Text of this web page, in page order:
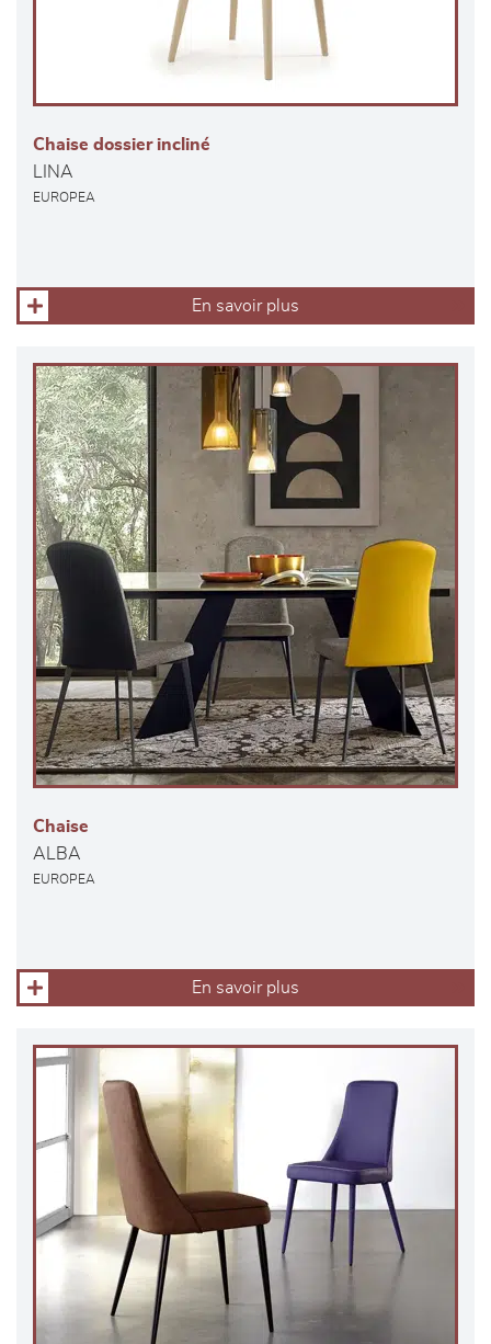
Chaise dossier incliné
LINA
EUROPEA
En savoir plus
Chaise
ALBA
EUROPEA
En savoir plus